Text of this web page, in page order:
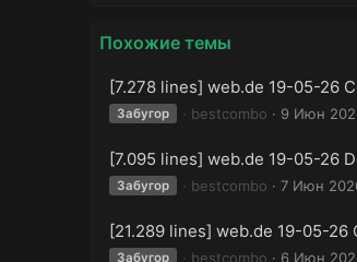
Похожие темы
[7.278 lines] web.de 19-05-26
Забугор bestcombo 9 Июн
[7.095 lines] web.de 19-05-26
Забугор bestcombo 7 Июн
[21.289 lines] web.de 19-05-26
Забугор bestcombo 6 Июн